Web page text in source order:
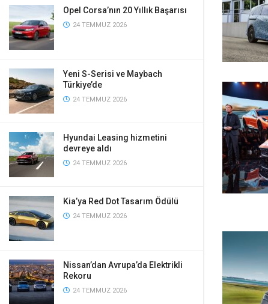
Opel Corsa’nın 20 Yıllık Başarısı
24 TEMMUZ 2026
Yeni S-Serisi ve Maybach
Türkiye’de
24 TEMMUZ 2026
Hyundai Leasing hizmetini
devreye aldı
24 TEMMUZ 2026
Kia’ya Red Dot Tasarım Ödülü
24 TEMMUZ 2026
Nissan’dan Avrupa’da Elektrikli
Rekoru
24 TEMMUZ 2026